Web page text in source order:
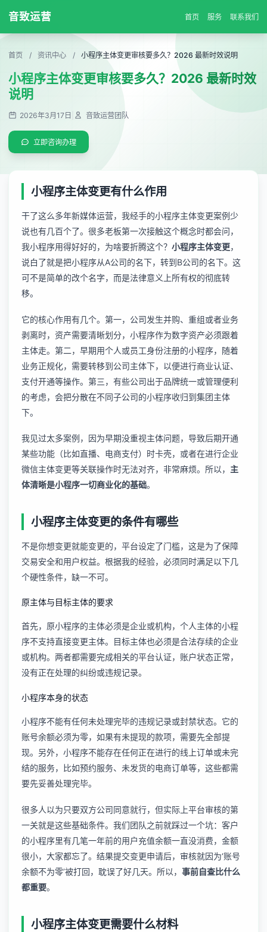
音致运营 首页 服务 联系我们
首页 / 资讯中心 / 小程序主体变更审核要多久？2026 最新时效说明
小程序主体变更审核要多久？2026 最新时效
说明
2026年3月17日 音致运营团队
立即咨询办理
小程序主体变更有什么作用
干了这么多年新媒体运营，我经手的小程序主体变更案例少
说也有几百个了。很多老板第一次接触这个概念时都会问，
我小程序用得好好的，为啥要折腾这个？ 小程序主体变更，
说白了就是把小程序从A公司的名下，转到B公司的名下。这
可不是简单的改个名字，而是法律意义上所有权的彻底转
移。
它的核心作用有几个。第一，公司发生并购、重组或者业务
剥离时，资产需要清晰划分，小程序作为数字资产必须跟着
主体走。第二，早期用个人或员工身份注册的小程序，随着
业务正规化，需要转移到公司主体下，以便进行商业认证、
支付开通等操作。第三，有些公司出于品牌统一或管理便利
的考虑，会把分散在不同子公司的小程序收归到集团主体
下。
我见过太多案例，因为早期没重视主体问题，导致后期开通
某些功能（比如直播、电商支付）时卡壳，或者在进行企业
微信主体变更等关联操作时无法对齐，非常麻烦。所以， 主
体清晰是小程序一切商业化的基础。
小程序主体变更的条件有哪些
不是你想变更就能变更的，平台设定了门槛，这是为了保障
交易安全和用户权益。根据我的经验，必须同时满足以下几
个硬性条件，缺一不可。
原主体与目标主体的要求
首先，原小程序的主体必须是企业或机构，个人主体的小程
序不支持直接变更主体。目标主体也必须是合法存续的企业
或机构。两者都需要完成相关的平台认证，账户状态正常，
没有正在处理的纠纷或违规记录。
小程序本身的状态
小程序不能有任何未处理完毕的违规记录或封禁状态。它的
账号余额必须为零，如果有未提现的款项，需要先全部提
现。另外，小程序不能存在任何正在进行的线上订单或未完
结的服务，比如预约服务、未发货的电商订单等，这些都需
要先妥善处理完毕。
很多人以为只要双方公司同意就行，但实际上平台审核的第
一关就是这些基础条件。我们团队之前就踩过一个坑：客户
的小程序里有几笔一年前的用户充值余额一直没消费，金额
很小，大家都忘了。结果提交变更申请后，审核就因为‘账号
余额不为零’被打回，耽误了好几天。所以， 事前自查比什么
都重要。
小程序主体变更需要什么材料